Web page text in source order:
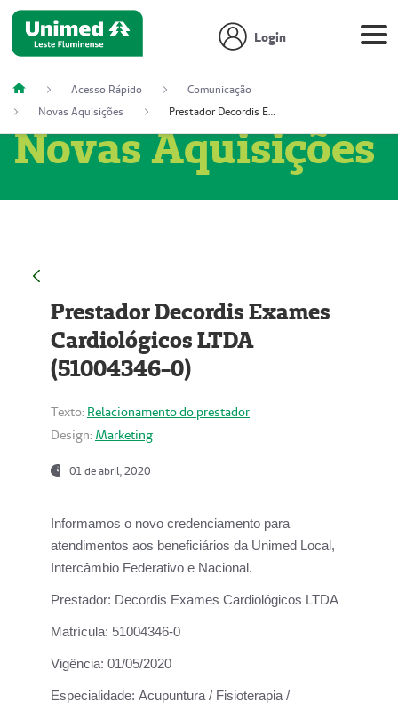
Login
Acesso Rápido
Comunicação
Novas Aquisições
Prestador Decordis Exames Cardiológicos LTDA (51004346-0)
Novas Aquisições
Prestador Decordis Exames
Cardiológicos LTDA
(51004346-0)
Texto: Relacionamento do prestador
Design: Marketing
01 de abril, 2020
Informamos o novo credenciamento para
atendimentos aos beneficiários da Unimed Local,
Intercâmbio Federativo e Nacional.
Prestador: Decordis Exames Cardiológicos LTDA
Matrícula: 51004346-0
Vigência: 01/05/2020
Especialidade: Acupuntura / Fisioterapia /